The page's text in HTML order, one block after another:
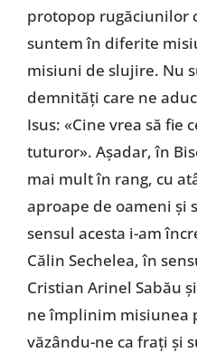
protopop rugăciunilor
suntem în diferite
misiuni de slujire. Nu
demnități care ne
Isus: «Cine vrea să fie
tuturor». Așadar, în
mai mult în rang, cu
aproape de oameni și
sensul acesta i-am
Călin Sechelea, în
Cristian Arinel Sabău
ne împlinim misiunea
văzându-ne ca frați și